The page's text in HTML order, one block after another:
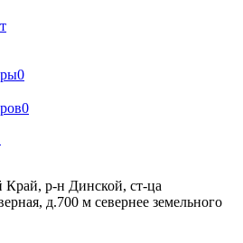
0
0
Край, р-н Динской, ст-ца
д.700 м севернее земельного